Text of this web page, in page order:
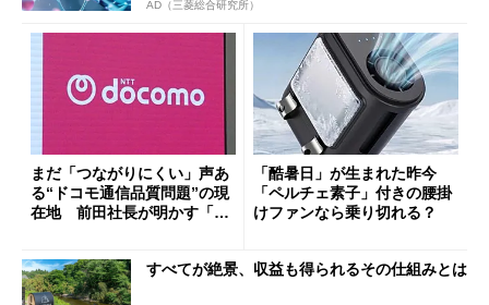
AD（三菱総合研究所）
まだ「つながりにくい」声あ
る“ドコモ通信品質問題”の現
在地 前田社長が明かす「道
「酷暑日」が生まれた昨今
「ペルチェ素子」付きの腰掛
けファンなら乗り切れる？
すべてが絶景、収益も得られるその仕組みとは